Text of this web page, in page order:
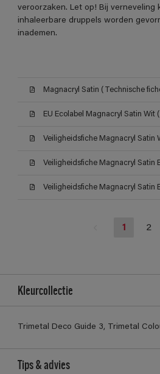
veroorzaken. Let op! Bij verneveling
inhaleerbare druppels worden
inademen.
Magnacryl Satin (Technische
Veiligheidsfiche Magnacryl Satin
Veiligheidsfiche Magnacryl Satin
Veiligheidsfiche Magnacryl Satin
1 2
Kleurcollectie
Trimetal Deco Guide 3, Trimetal
Tips & advies